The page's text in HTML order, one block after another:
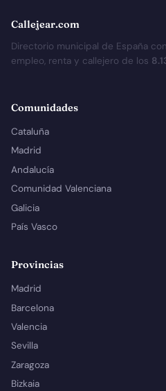
Callejear.com
Directorio municipal de España
empleo, renta y callejero de los
Comunidades
Cataluña
Madrid
Andalucía
Comunidad Valenciana
Galicia
País Vasco
Provincias
Madrid
Barcelona
Valencia
Sevilla
Zaragoza
Bizkaia